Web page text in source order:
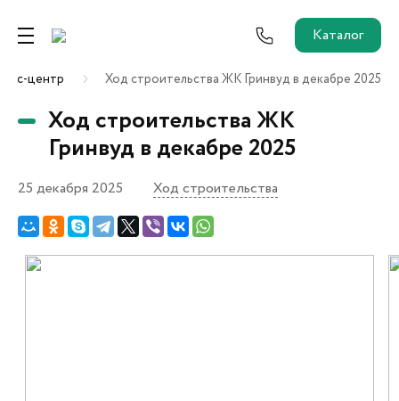
Каталог
Собственникам и новоселам
Агентам
Ремонт от застройщика
Трейд-Ин
центр Ход строительства ЖК Гринвуд в декабре 2025
Ход строительства ЖК
Гринвуд в декабре 2025
25 декабря 2025 Ход строительства